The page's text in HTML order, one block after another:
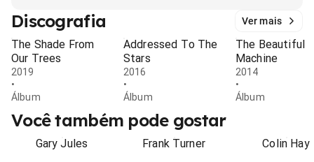
Discografia Ver mais
The Shade From
Our Trees
2019
•
Álbum
Addressed To The
Stars
2016
•
Álbum
The Beautiful
Machine
2014
•
Álbum
Você também pode gostar
Gary Jules Frank Turner Colin Hay